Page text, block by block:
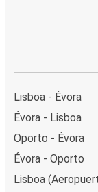
Lisboa - Évora
Évora - Lisboa
Oporto - Évora
Évora - Oporto
Lisboa